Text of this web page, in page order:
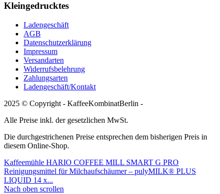
Kleingedrucktes
Ladengeschäft
AGB
Datenschutzerklärung
Impressum
Versandarten
Widerrufsbelehrung
Zahlungsarten
Ladengeschäft/Kontakt
2025 © Copyright - KaffeeKombinatBerlin -
Alle Preise inkl. der gesetzlichen MwSt.
Die durchgestrichenen Preise entsprechen dem bisherigen Preis in
diesem Online-Shop.
Kaffeemühle HARIO COFFEE MILL SMART G PRO
Reinigungsmittel für Milchaufschäumer – pulyMILK® PLUS
LIQUID 14 x...
Nach oben scrollen